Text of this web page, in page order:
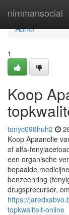
nimmansocial
Home
Home
1
Koop
tonyc098huh2
Koop Apaanolie
of alfa-
een organische
bepaalde
benzeenring
drugsprecursor,
https://
topkwaliteit-online